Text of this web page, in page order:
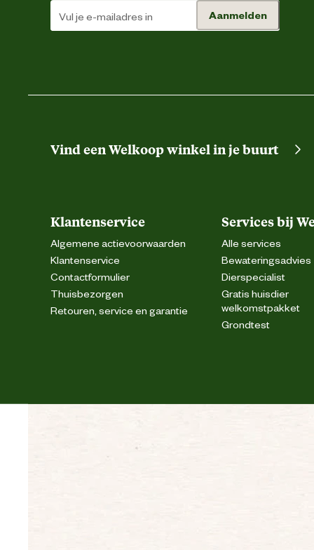
Garantie
Advies plaatsen
Aanmelden
Vind een Welkoop winkel in je buurt
Klantenservice
Algemene actievoorwaarden
Klantenservice
Contactformulier
Thuisbezorgen
Retouren, service en garantie
Services bij
Alle services
Bewateringsadvies
Dierspecialist
Gratis huisdier
welkomstpakket
Grondtest